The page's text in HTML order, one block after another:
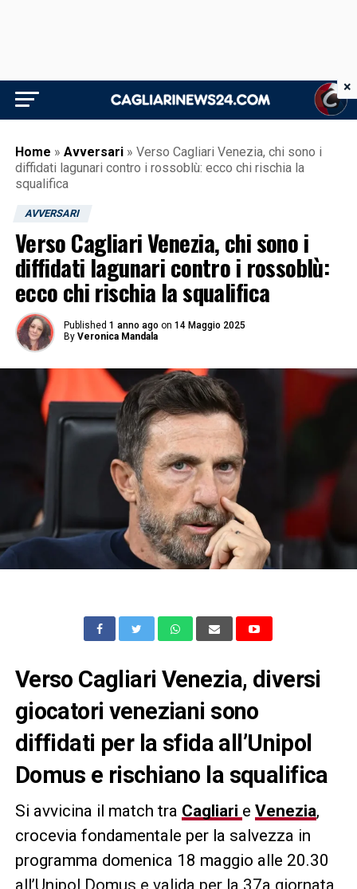
Home » Avversari » Verso Cagliari Venezia, chi sono i
diffidati lagunari contro i rossoblù: ecco chi rischia la
squalifica
AVVERSARI
Verso Cagliari Venezia, chi sono i
diffidati lagunari contro i rossoblù:
ecco chi rischia la squalifica
Published 1 anno ago on 14 Maggio 2025
By Veronica Mandala
Verso Cagliari Venezia, diversi
giocatori veneziani sono
diffidati per la sfida all’Unipol
Domus e rischiano la squalifica
Si avvicina il match tra Cagliari e Venezia,
crocevia fondamentale per la salvezza in
programma domenica 18 maggio alle 20.30
all’Unipol Domus e valida per la 37a giornata
×